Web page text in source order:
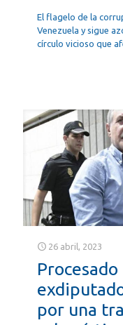
El flagelo de la
Venezuela y sigue
círculo vicioso que
26 abril, 2023
por una